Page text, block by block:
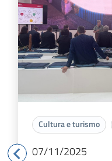
Cultura e turismo
07/11/2025